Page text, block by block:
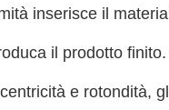
inserisce il
il prodotto
e rotondità,